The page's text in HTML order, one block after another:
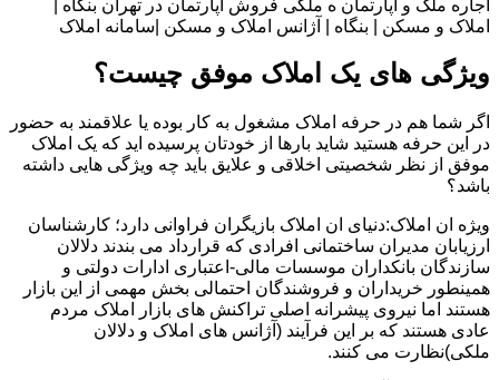
اجاره ملک و آپارتمان ه ملکی فروش آپارتمان در تهران بنگاه |
املاک و مسکن | بنگاه | آژانس املاک و مسکن |سامانه املاک
ویژگی های یک املاک موفق چیست؟
اگر شما هم در حرفه املاک مشغول به کار بوده یا علاقمند به حضور
در این حرفه هستید شاید بارها از خودتان پرسیده اید که یک املاک
موفق از نظر شخصیتی اخلاقی و علایق باید چه ویژگی هایی داشته
باشد؟
ویژه ان املاک:دنیای ان املاک بازیگران فراوانی دارد؛ کارشناسان
ارزیابان مدیران ساختمانی افرادی که قرارداد می بندند دلالان
سازندگان بانکداران موسسات مالی-اعتباری ادارات دولتی و
همینطور خریداران و فروشندگان احتمالی بخش مهمی از این بازار
هستند اما نیروی پیشرانه اصلی تراکنش های بازار املاک مردم
عادی هستند که بر این فرآیند (آژانس های املاک و دلالان
ملکی)نظارت می کنند.